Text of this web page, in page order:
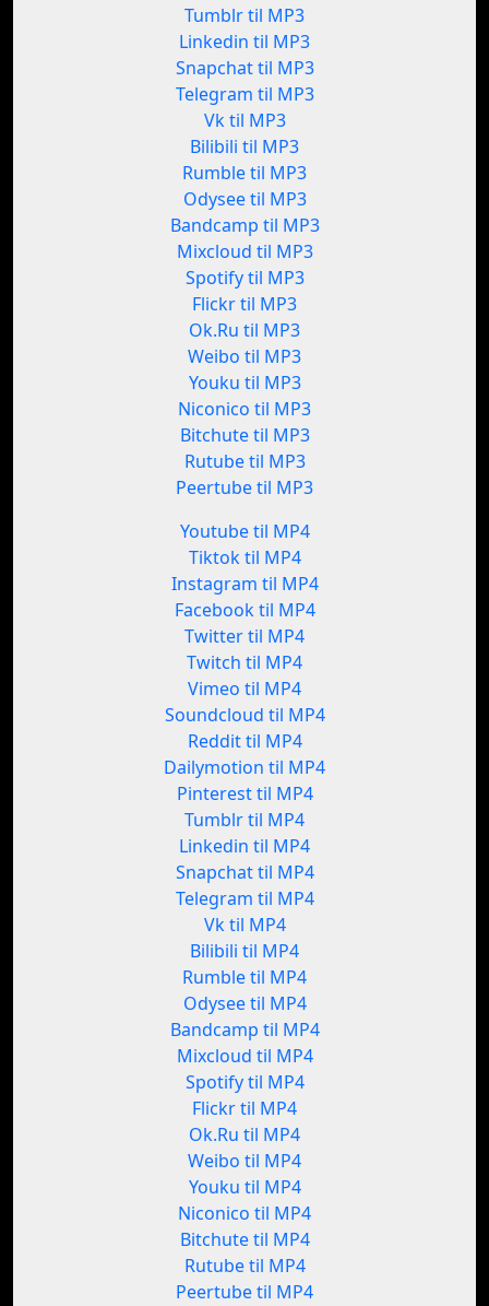
Tumblr til MP3
Linkedin til MP3
Snapchat til MP3
Telegram til MP3
Vk til MP3
Bilibili til MP3
Rumble til MP3
Odysee til MP3
Bandcamp til MP3
Mixcloud til MP3
Spotify til MP3
Flickr til MP3
Ok.Ru til MP3
Weibo til MP3
Youku til MP3
Niconico til MP3
Bitchute til MP3
Rutube til MP3
Peertube til MP3
Youtube til MP4
Tiktok til MP4
Instagram til MP4
Facebook til MP4
Twitter til MP4
Twitch til MP4
Vimeo til MP4
Soundcloud til MP4
Reddit til MP4
Dailymotion til MP4
Pinterest til MP4
Tumblr til MP4
Linkedin til MP4
Snapchat til MP4
Telegram til MP4
Vk til MP4
Bilibili til MP4
Rumble til MP4
Odysee til MP4
Bandcamp til MP4
Mixcloud til MP4
Spotify til MP4
Flickr til MP4
Ok.Ru til MP4
Weibo til MP4
Youku til MP4
Niconico til MP4
Bitchute til MP4
Rutube til MP4
Peertube til MP4